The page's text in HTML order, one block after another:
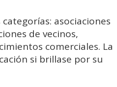
asociaciones
de vecinos,
comerciales. La
si brillase por su